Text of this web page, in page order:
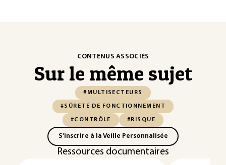
CONTENUS ASSOCIÉS
Sur le même sujet
#MULTISECTEURS
#SÛRETÉ DE FONCTIONNEMENT
#CONTRÔLE #RISQUE
S'inscrire à la Veille Personnalisée
Ressources documentaires